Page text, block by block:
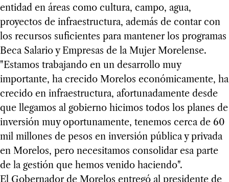
entidad en áreas como cultura, campo, agua,
proyectos de infraestructura, además de contar con
los recursos suficientes para mantener los programas
Beca Salario y Empresas de la Mujer Morelense.
"Estamos trabajando en un desarrollo muy
importante, ha crecido Morelos económicamente, ha
crecido en infraestructura, afortunadamente desde
que llegamos al gobierno hicimos todos los planes de
inversión muy oportunamente, tenemos cerca de 60
mil millones de pesos en inversión pública y privada
en Morelos, pero necesitamos consolidar esa parte
de la gestión que hemos venido haciendo".
El Gobernador de Morelos entregó al presidente de